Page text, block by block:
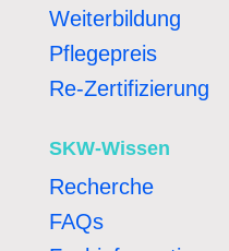
Weiterbildung
Pflegepreis
Re-Zertifizierung
SKW-Wissen
Recherche
FAQs